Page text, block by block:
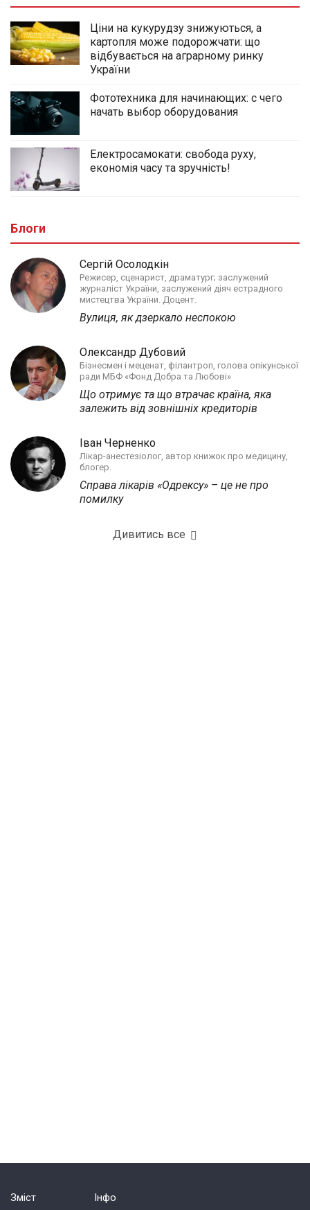
Ціни на кукурудзу знижуються, а
картопля може подорожчати: що
відбувається на аграрному ринку
України
Фототехника для начинающих: с чего
начать выбор оборудования
Електросамокати: свобода руху,
економія часу та зручність!
Блоги
Сергій Осолодкін
Режисер, сценарист, драматург; заслужений
журналіст України, заслужений діяч естрадного
мистецтва України. Доцент.
Вулиця, як дзеркало неспокою
Олександр Дубовий
Бізнесмен і меценат, філантроп, голова опікунської
ради МБФ «Фонд Добра та Любові»
Що отримує та що втрачає країна, яка
залежить від зовнішніх кредиторів
Іван Черненко
Лікар-анестезіолог, автор книжок про медицину,
блогер.
Справа лікарів «Одрексу» – це не про
помилку
Дивитись все
Зміст Інфо